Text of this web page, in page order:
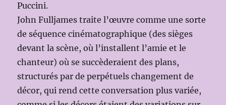
Puccini.
John Fulljames traite l’œuvre comme une sorte
de séquence cinématographique (des sièges
devant la scène, où l’installent l’amie et le
chanteur) où se succèderaient des plans,
structurés par de perpétuels changement de
décor, qui rend cette conversation plus variée,